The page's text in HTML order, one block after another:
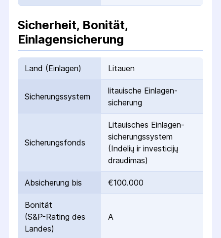
Sicherheit, Bonität,
Einlagensicherung
Land (Einlagen) Litauen
Sicherungs­system
litauische Einlagen­
sicherung
Sicherungs­fonds
Litauisches Einlagen­
sicherungs­system
(Indėlių ir investicijų
draudimas)
Absicherung bis €100.000
Bonität
(S&P-Rating des
Landes)
A